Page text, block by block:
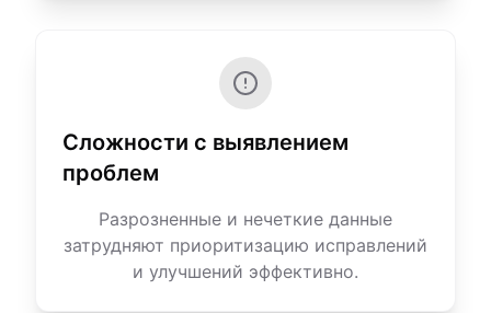
Сложности с выявлением
проблем
Разрозненные и нечеткие данные
затрудняют приоритизацию исправлений
и улучшений эффективно.